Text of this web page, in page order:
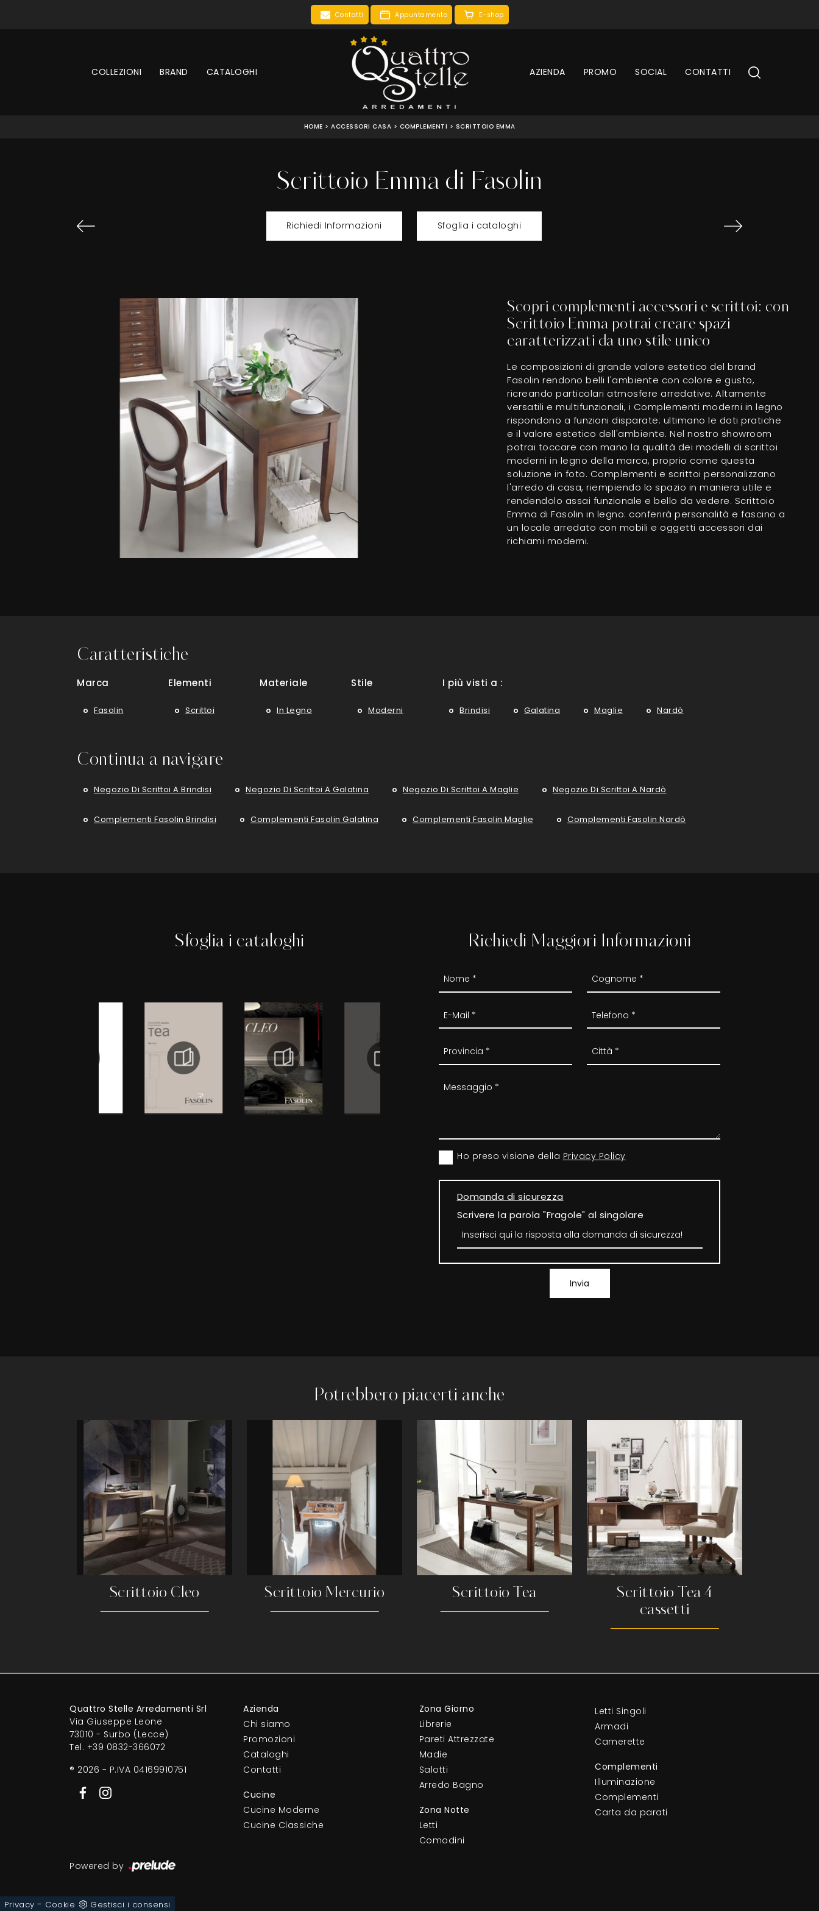
Contatti Appuntamento E-shop
COLLEZIONI BRAND CATALOGHI AZIENDA PROMO SOCIAL CONTATTI
HOME > ACCESSORI CASA > COMPLEMENTI > SCRITTOIO EMMA
Scrittoio Emma di Fasolin
Richiedi Informazioni Sfoglia i cataloghi
Scopri complementi accessori e scrittoi: con
Scrittoio Emma potrai creare spazi
caratterizzati da uno stile unico
Le composizioni di grande valore estetico del brand
Fasolin rendono belli l'ambiente con colore e gusto,
ricreando particolari atmosfere arredative. Altamente
versatili e multifunzionali, i Complementi moderni in legno
rispondono a funzioni disparate: ultimano le doti pratiche
e il valore estetico dell'ambiente. Nel nostro showroom
potrai toccare con mano la qualità dei modelli di scrittoi
moderni in legno della marca, proprio come questa
soluzione in foto. Complementi e scrittoi personalizzano
l'arredo di casa, riempiendo lo spazio in maniera utile e
rendendolo assai funzionale e bello da vedere. Scrittoio
Emma di Fasolin in legno: conferirà personalità e fascino a
un locale arredato con mobili e oggetti accessori dai
richiami moderni.
Caratteristiche
Marca
Fasolin
Elementi
Scrittoi
Materiale
In Legno
Stile
Moderni
I più visti a :
Brindisi Galatina Maglie Nardò
Continua a navigare
Negozio Di Scrittoi A Brindisi Negozio Di Scrittoi A Galatina Negozio Di Scrittoi A Maglie Negozio Di Scrittoi A Nardò
Complementi Fasolin Brindisi Complementi Fasolin Galatina Complementi Fasolin Maglie Complementi Fasolin Nardò
Sfoglia i cataloghi Richiedi Maggiori Informazioni
Ho preso visione della Privacy Policy
Domanda di sicurezza
Scrivere la parola "Fragole" al singolare
Invia
Potrebbero piacerti anche
Scrittoio Cleo Scrittoio Mercurio Scrittoio Tea
Scrittoio Tea 4
cassetti
Quattro Stelle Arredamenti Srl
Via Giuseppe Leone
73010 - Surbo (Lecce)
Tel. +39 0832-366072
® 2026 - P.IVA 04169910751
Azienda
Chi siamo
Promozioni
Cataloghi
Contatti
Cucine
Cucine Moderne
Cucine Classiche
Zona Giorno
Librerie
Pareti Attrezzate
Madie
Salotti
Arredo Bagno
Zona Notte
Letti
Comodini
Letti Singoli
Armadi
Camerette
Complementi
Illuminazione
Complementi
Carta da parati
Powered by
Privacy - Cookie Gestisci i consensi